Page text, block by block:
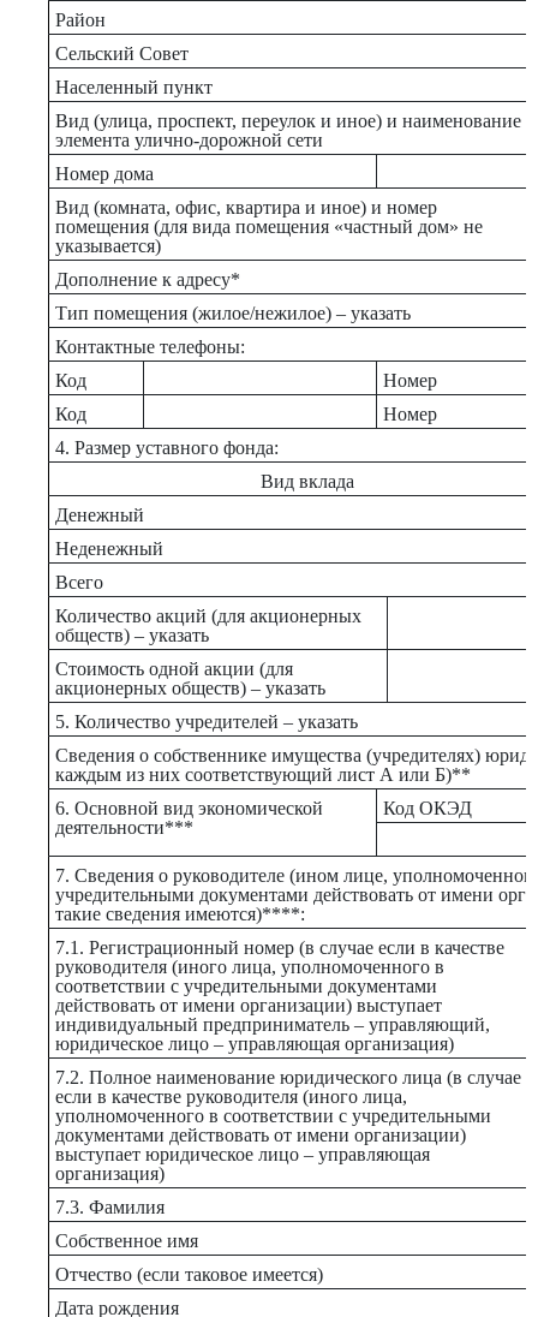
Район
Сельский Совет
Населенный пункт
Вид (улица, проспект, переулок и иное) и наименование
элемента улично-дорожной сети
Номер дома
Вид (комната, офис, квартира и иное) и номер
помещения (для вида помещения «частный дом» не
указывается)
Дополнение к адресу*
Тип помещения (жилое/нежилое) – указать
Контактные телефоны:
Код
Номер
Код
Номер
4. Размер уставного фонда:
Вид вклада
Денежный
Неденежный
Всего
Количество акций (для акционерных
обществ) – указать
Стоимость одной акции (для
акционерных обществ) – указать
5. Количество учредителей – указать
Сведения о собственнике имущества (учредителях)
каждым из них соответствующий лист А или Б)**
6. Основной вид экономической
деятельности***
Код ОКЭД
7. Сведения о руководителе (ином лице, уполномоченном
учредительными документами действовать от имени
такие сведения имеются)****:
7.1. Регистрационный номер (в случае если в качестве
руководителя (иного лица, уполномоченного в
соответствии с учредительными документами
действовать от имени организации) выступает
индивидуальный предприниматель – управляющий,
юридическое лицо – управляющая организация)
7.2. Полное наименование юридического лица (в случае
если в качестве руководителя (иного лица,
уполномоченного в соответствии с учредительными
документами действовать от имени организации)
выступает юридическое лицо – управляющая
организация)
7.3. Фамилия
Собственное имя
Отчество (если таковое имеется)
Дата рождения